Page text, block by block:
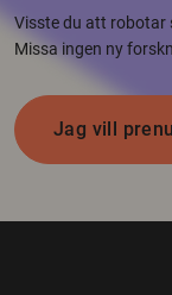
Visste du att robotar
Missa ingen ny
Jag vill